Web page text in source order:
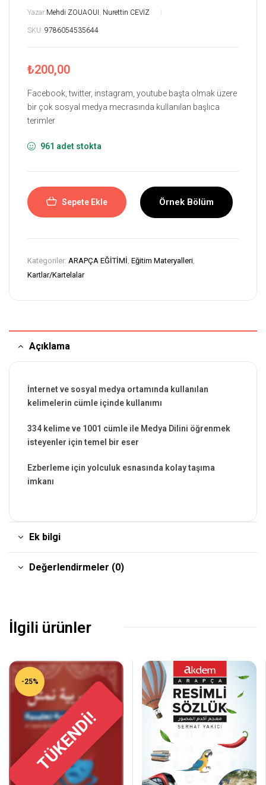
Yazar:Mehdi ZOUAOUI , Nurettin CEVİZ
SKU: 9786054535644
₺200,00
Facebook, twitter, instagram, youtube başta olmak üzere
bir çok sosyal medya mecrasında kullanılan başlıca
terimler
961 adet stokta
Sepete Ekle Örnek Bölüm
Kategoriler: ARAPÇA EĞİTİMİ, Eğitim Materyalleri,
Kartlar/Kartelalar
Açıklama
İnternet ve sosyal medya ortamında kullanılan
kelimelerin cümle içinde kullanımı
334 kelime ve 1001 cümle ile Medya Dilini öğrenmek
isteyenler için temel bir eser
Ezberleme için yolculuk esnasında kolay taşıma
imkanı
Ek bilgi
Değerlendirmeler (0)
İlgili ürünler
-25%
TÜKENDİ!